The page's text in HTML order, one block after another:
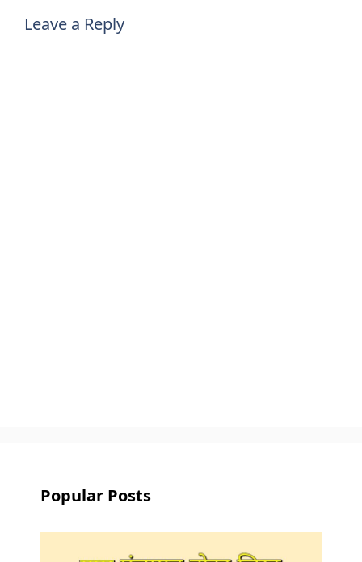
Leave a Reply
Popular Posts